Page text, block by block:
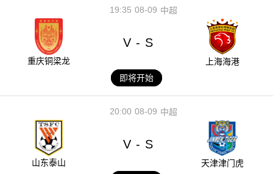
08-09
19:35 中超
重庆铜梁龙
V - S
上海海港
即将开始
08-09
20:00 中超
山东泰山
V - S
天津津门虎